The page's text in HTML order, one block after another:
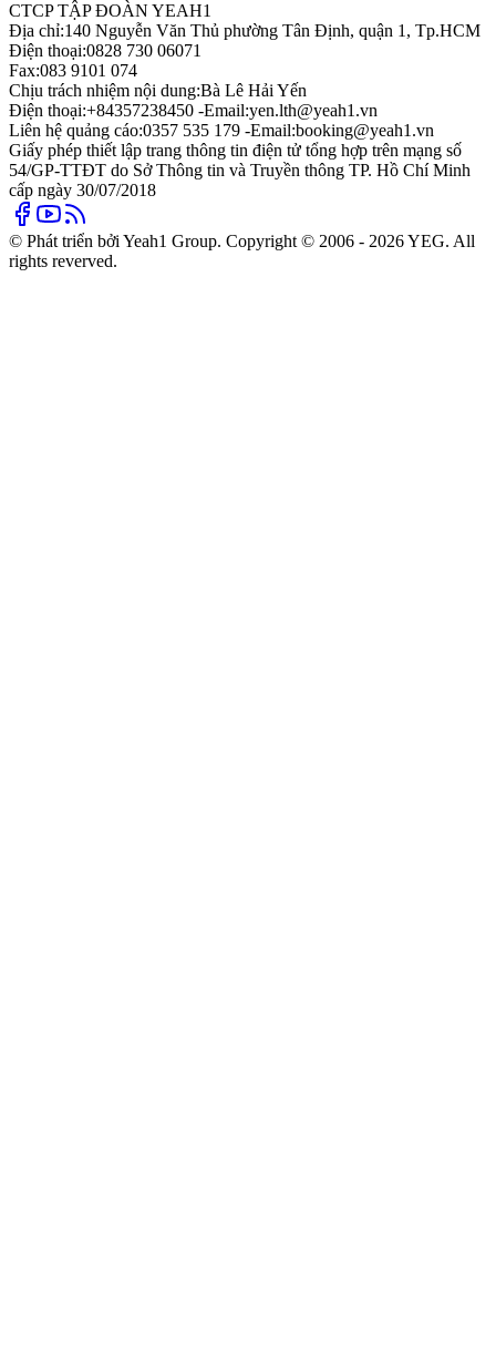
CTCP TẬP ĐOÀN YEAH1
Địa chỉ:140 Nguyễn Văn Thủ phường Tân Định, quận 1, Tp.HCM
Điện thoại:0828 730 06071
Fax:083 9101 074
Chịu trách nhiệm nội dung:Bà Lê Hải Yến
Điện thoại:+84357238450 -Email:yen.lth@yeah1.vn
Liên hệ quảng cáo:0357 535 179 -Email:booking@yeah1.vn
Giấy phép thiết lập trang thông tin điện tử tổng hợp trên mạng số
54/GP-TTĐT do Sở Thông tin và Truyền thông TP. Hồ Chí Minh
cấp ngày 30/07/2018
© Phát triển bởi Yeah1 Group. Copyright © 2006 - 2026 YEG. All
rights reverved.